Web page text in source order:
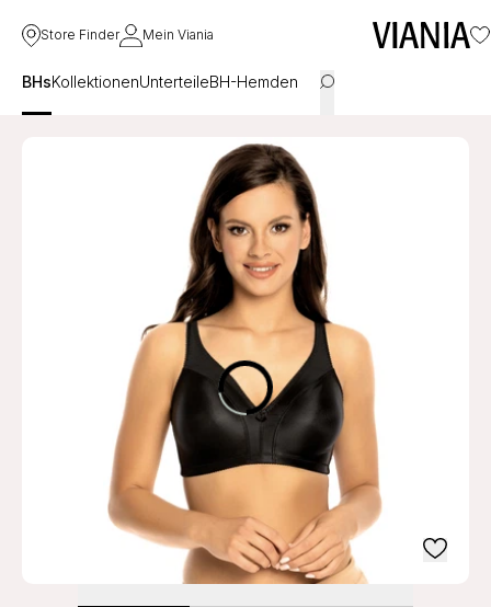
Store Finder Mein Viania
BHsKollektionenUnterteileBH-Hemden